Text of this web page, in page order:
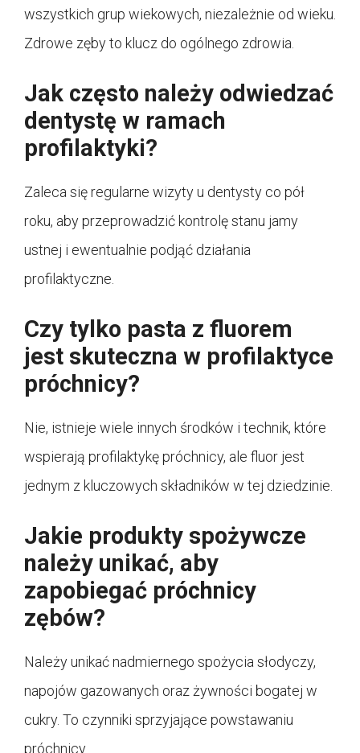
wszystkich grup wiekowych, niezależnie od wieku.
Zdrowe zęby to klucz do ogólnego zdrowia.
Jak często należy odwiedzać
dentystę w ramach
profilaktyki?
Zaleca się regularne wizyty u dentysty co pół
roku, aby przeprowadzić kontrolę stanu jamy
ustnej i ewentualnie podjąć działania
profilaktyczne.
Czy tylko pasta z fluorem
jest skuteczna w profilaktyce
próchnicy?
Nie, istnieje wiele innych środków i technik, które
wspierają profilaktykę próchnicy, ale fluor jest
jednym z kluczowych składników w tej dziedzinie.
Jakie produkty spożywcze
należy unikać, aby
zapobiegać próchnicy
zębów?
Należy unikać nadmiernego spożycia słodyczy,
napojów gazowanych oraz żywności bogatej w
cukry. To czynniki sprzyjające powstawaniu
próchnicy.